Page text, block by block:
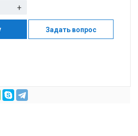
+
Задать вопрос